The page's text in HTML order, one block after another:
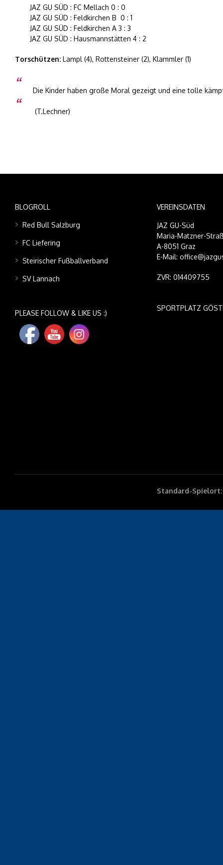
JAZ GU SÜD : FC Mellach 0 : 0
JAZ GU SÜD : Feldkirchen B 0 : 1
JAZ GU SÜD : Feldkirchen A 3 : 3
JAZ GU SÜD : Hausmannstätten 4 : 2
Torschützen: Lampl (4), Rottensteiner (2), Klammler (1)
Die Kinder haben große Moral gezeigt und eine tolle
(T.Lechner)
BLOGROLL
Red Bull Salzburg
FC Liefering
Steirischer Fußballverband
SV Lannach
PLEASE FOLLOW & LIKE US :)
VEREINSDATEN
JAZ GU-Süd
Maria-Matzner-
A-8051 Graz
E-Mail:
ZVR: 014409755
SPORTPLATZ
Standard-Spielort: